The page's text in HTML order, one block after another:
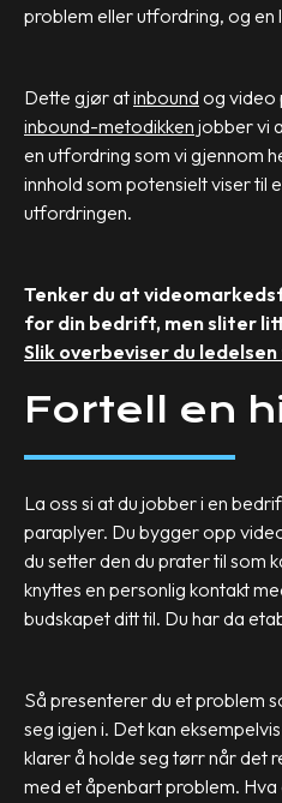
problem eller utfordring, og en
Dette gjør atinbound og video
inbound-metodikken jobber vi
en utfordring som vi gjennom
innhold som potensielt viser til
utfordringen.
Tenker du at
for din bedrift, men sliter
Slik overbeviser du
Fortell en
La oss si at du jobber i en
paraplyer. Du bygger opp
du setter den du prater til som
knyttes en personlig kontakt
budskapet ditt til. Du har da
Så presenterer du et problem
seg igjen i. Det kan
klarer å holde seg tørr når det
med et åpenbart problem.